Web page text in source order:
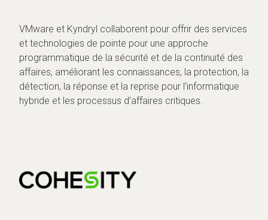
VMware et Kyndryl collaborent pour offrir des services
et technologies de pointe pour une approche
programmatique de la sécurité et de la continuité des
affaires, améliorant les connaissances, la protection, la
détection, la réponse et la reprise pour l’informatique
hybride et les processus d’affaires critiques.